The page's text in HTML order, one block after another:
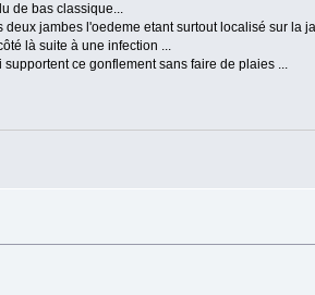
de bas classique...
jambes l'oedeme etant surtout localisé sur la
là suite à une infection ...
ce gonflement sans faire de plaies ...